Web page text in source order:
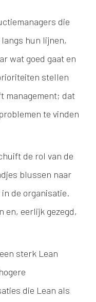
die
hun lijnen,
wat goed gaat en
stellen
management; dat
te vinden
de rol van de
blussen naar
de organisatie.
en, eerlijk gezegd,
sterk Lean
die Lean als